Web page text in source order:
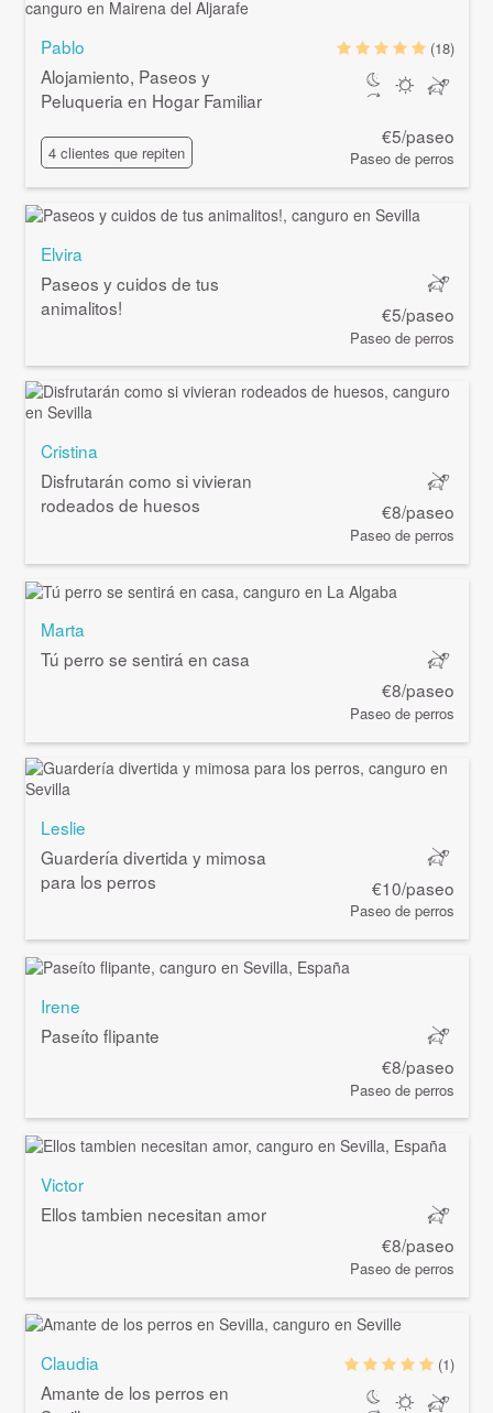
Pablo
Alojamiento, Paseos y
Peluqueria en Hogar Familiar
4 clientes que repiten
(18)
€5/paseo
Paseo de perros
Elvira
Paseos y cuidos de tus
animalitos!
€5/paseo
Paseo de perros
Cristina
Disfrutarán como si vivieran
rodeados de huesos
€8/paseo
Paseo de perros
Marta
Tú perro se sentirá en casa
€8/paseo
Paseo de perros
Leslie
Guardería divertida y mimosa
para los perros
€10/paseo
Paseo de perros
Irene
Paseíto flipante
€8/paseo
Paseo de perros
Victor
Ellos tambien necesitan amor
€8/paseo
Paseo de perros
Claudia
Amante de los perros en
(1)